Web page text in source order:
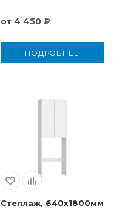
от 4 450 ₽
ПОДРОБНЕЕ
Стеллаж, 640x1800мм